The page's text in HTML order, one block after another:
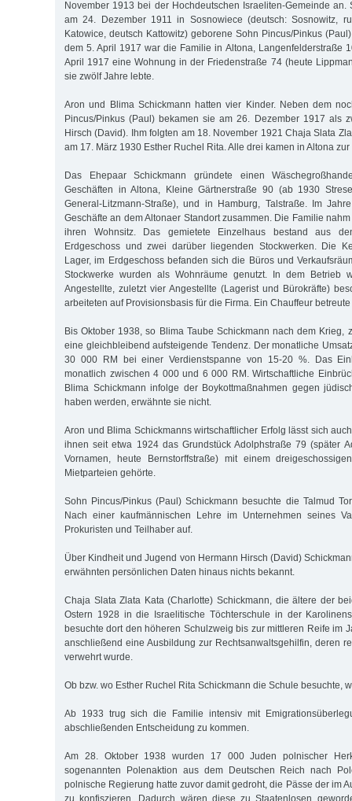
November 1913 bei der Hochdeutschen Israeliten-Gemeinde an.
am 24. Dezember 1911 in Sosnowiece (deutsch: Sosnowitz,
Katowice, deutsch Kattowitz) geborene Sohn Pincus/Pinkus
dem 5. April 1917 war die Familie in Altona, Langenfelderstraße
April 1917 eine Wohnung in der Friedenstraße 74 (heute
sie zwölf Jahre lebte.
Aron und Blima Schickmann hatten vier Kinder. Neben dem
Pincus/Pinkus (Paul) bekamen sie am 26. Dezember 1917 als
Hirsch (David). Ihm folgten am 18. November 1921 Chaja Slata
am 17. März 1930 Esther Ruchel Rita. Alle drei kamen in Altona zur
Das Ehepaar Schickmann gründete einen
Geschäften in Altona, Kleine Gärtnerstraße 90 (ab 1930
General-Litzmann-Straße), und in Hamburg, Talstraße. Im
Geschäfte an dem Altonaer Standort zusammen. Die Familie
ihren Wohnsitz. Das gemietete Einzelhaus bestand aus
Erdgeschoss und zwei darüber liegenden Stockwerken. Die
Lager, im Erdgeschoss befanden sich die Büros und
Stockwerke wurden als Wohnräume genutzt. In dem Betrieb
Angestellte, zuletzt vier Angestellte (Lagerist und Bürokräfte)
arbeiteten auf Provisionsbasis für die Firma. Ein Chauffeur
Bis Oktober 1938, so Blima Taube Schickmann nach dem Krieg,
eine gleichbleibend aufsteigende Tendenz. Der monatliche
30 000 RM bei einer Verdienstspanne von 15-20 %. Das
monatlich zwischen 4 000 und 6 000 RM. Wirtschaftliche
Blima Schickmann infolge der Boykottmaßnahmen gegen
haben werden, erwähnte sie nicht.
Aron und Blima Schickmanns wirtschaftlicher Erfolg lässt sich
ihnen seit etwa 1924 das Grundstück Adolphstraße 79 (später
Vornamen, heute Bernstorffstraße) mit einem
Mietparteien gehörte.
Sohn Pincus/Pinkus (Paul) Schickmann besuchte die Talmud
Nach einer kaufmännischen Lehre im Unternehmen seines
Prokuristen und Teilhaber auf.
Über Kindheit und Jugend von Hermann Hirsch (David)
erwähnten persönlichen Daten hinaus nichts bekannt.
Chaja Slata Zlata Kata (Charlotte) Schickmann, die ältere der
Ostern 1928 in die Israelitische Töchterschule in der
besuchte dort den höheren Schulzweig bis zur mittleren Reife im
anschließend eine Ausbildung zur Rechtsanwaltsgehilfin, deren
verwehrt wurde.
Ob bzw. wo Esther Ruchel Rita Schickmann die Schule besuchte,
Ab 1933 trug sich die Familie intensiv mit
abschließenden Entscheidung zu kommen.
Am 28. Oktober 1938 wurden 17 000 Juden polnischer
sogenannten Polenaktion aus dem Deutschen Reich nach
polnische Regierung hatte zuvor damit gedroht, die Pässe der im
zu konfiszieren. Dadurch wären diese zu Staatenlosen